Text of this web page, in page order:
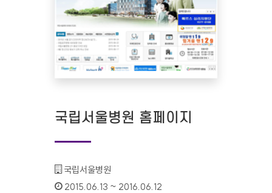
국립서울병원 홈페이지
기관명 :
국립서울병원
인증기간 :
2015.06.13 ~ 2016.06.12